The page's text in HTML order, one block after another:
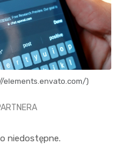
elements.envato.com/)
niedostępne.